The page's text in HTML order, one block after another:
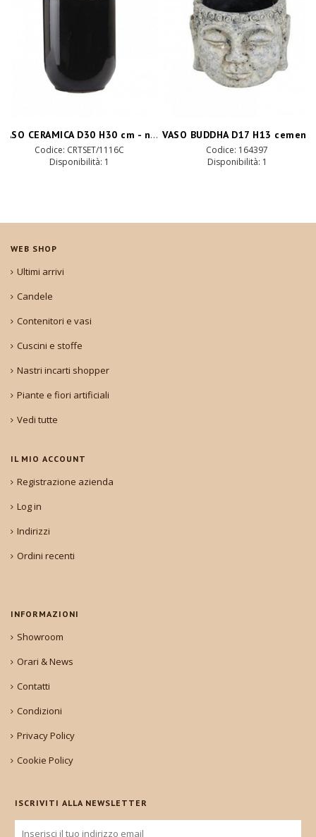
VASO CERAMICA D30 H30 cm - nero
Codice: CRTSET/1116C
Disponibilità: 1
VASO BUDDHA D17 H13 cement
Codice: 164397
Disponibilità: 1
WEB SHOP
Ultimi arrivi
Candele
Contenitori e vasi
Cuscini e stoffe
Nastri incarti shopper
Piante e fiori artificiali
Vedi tutte
IL MIO ACCOUNT
Registrazione azienda
Log in
Indirizzi
Ordini recenti
INFORMAZIONI
Showroom
Orari & News
Contatti
Condizioni
Privacy Policy
Cookie Policy
ISCRIVITI ALLA NEWSLETTER